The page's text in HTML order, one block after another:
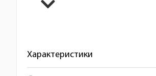
Характеристики